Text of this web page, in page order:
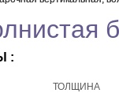
:
ТОЛЩИНА